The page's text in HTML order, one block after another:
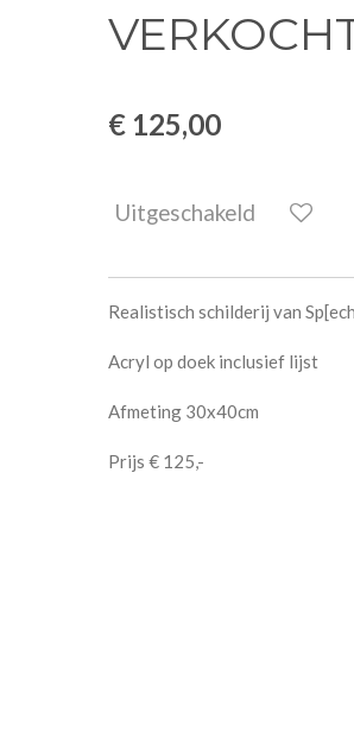
€ 125,00
Uitgeschakeld
Realistisch schilderij van
Acryl op doek inclusief lijst
Afmeting 30x40cm
Prijs € 125,-